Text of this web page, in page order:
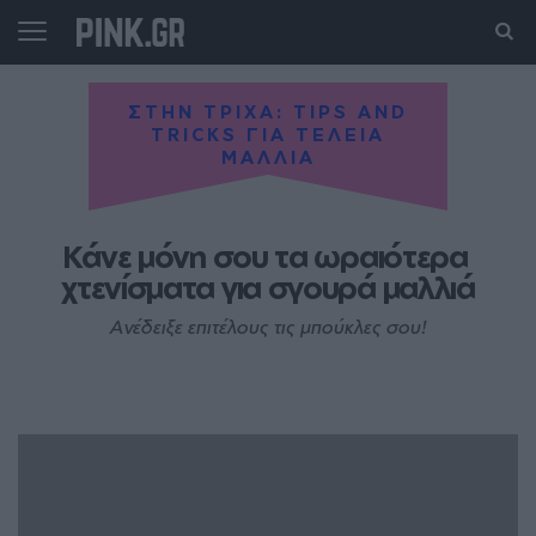
ΣΤΗΝ ΤΡΙΧΑ: TIPS AND
TRICKS ΓΙΑ ΤΕΛΕΙΑ
ΜΑΛΛΙΑ
Κάνε μόνη σου τα ωραιότερα
χτενίσματα για σγουρά μαλλιά
Ανέδειξε επιτέλους τις μπούκλες σου!